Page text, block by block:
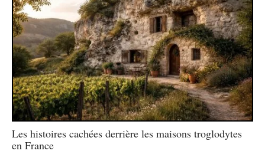
Les histoires cachées derrière les maisons troglodytes
en France